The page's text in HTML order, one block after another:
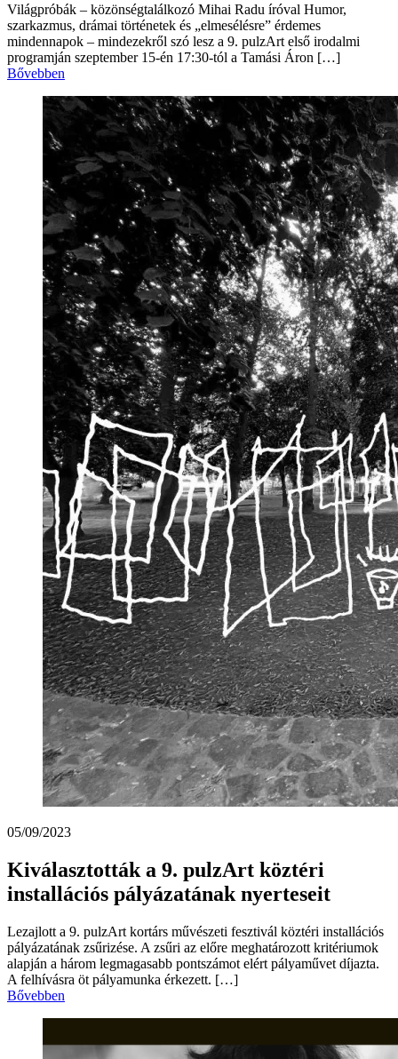
Világpróbák – közönségtalálkozó Mihai Radu íróval Humor,
szarkazmus, drámai történetek és „elmesélésre” érdemes
mindennapok – mindezekről szó lesz a 9. pulzArt első irodalmi
programján szeptember 15-én 17:30-tól a Tamási Áron […]
Bővebben
05/09/2023
Kiválasztották a 9. pulzArt köztéri
installációs pályázatának nyerteseit
Lezajlott a 9. pulzArt kortárs művészeti fesztivál köztéri installációs
pályázatának zsűrizése. A zsűri az előre meghatározott kritériumok
alapján a három legmagasabb pontszámot elért pályaművet díjazta.
A felhívásra öt pályamunka érkezett. […]
Bővebben